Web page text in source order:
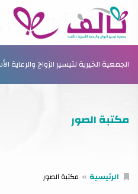
الجمعية الخيرية لتيسير الزواج والرعاية
مكتبة الصور
الرئيسية مكتبة الصور